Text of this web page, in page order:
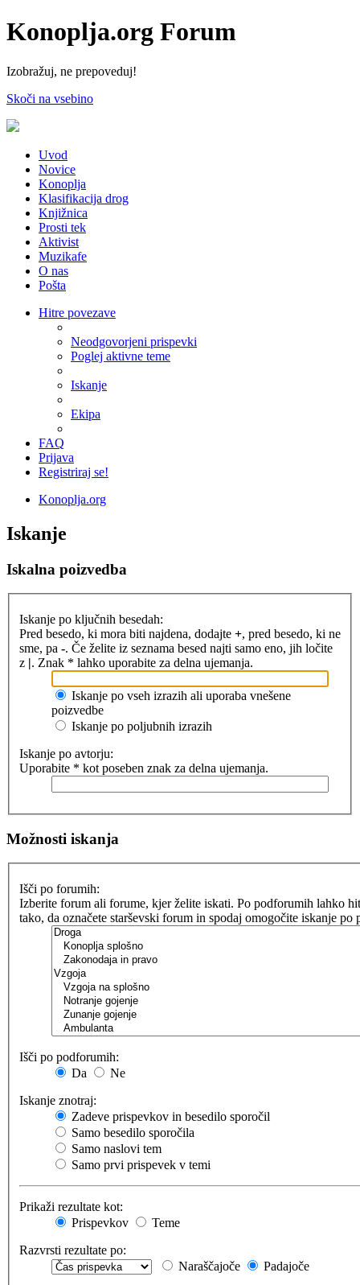
Konoplja.org Forum
Izobražuj, ne prepoveduj!
Skoči na vsebino
Uvod
Novice
Konoplja
Klasifikacija drog
Knjižnica
Prosti tek
Aktivist
Muzikafe
O nas
Pošta
Hitre povezave
Neodgovorjeni prispevki
Poglej aktivne teme
Iskanje
Ekipa
FAQ
Prijava
Registriraj se!
Konoplja.org
Iskanje
Iskalna poizvedba
Iskanje po ključnih besedah:
Pred besedo, ki mora biti najdena, dodajte +, pred besedo, ki ne
sme, pa -. Če želite iz seznama besed najti samo eno, jih ločite
z |. Znak * lahko uporabite za delna ujemanja.
Iskanje po vseh izrazih ali uporaba vnešene
poizvedbe
Iskanje po poljubnih izrazih
Iskanje po avtorju:
Uporabite * kot poseben znak za delna ujemanja.
Možnosti iskanja
Išči po forumih:
Izberite forum ali forume, kjer želite iskati. Po podforumih lahko
tako, da označete starševski forum in spodaj omogočite iskanje po
Išči po podforumih:
Da
Ne
Iskanje znotraj:
Zadeve prispevkov in besedilo sporočil
Samo besedilo sporočila
Samo naslovi tem
Samo prvi prispevek v temi
Prikaži rezultate kot:
Prispevkov
Teme
Razvrsti rezultate po:
Naraščajoče
Padajoče